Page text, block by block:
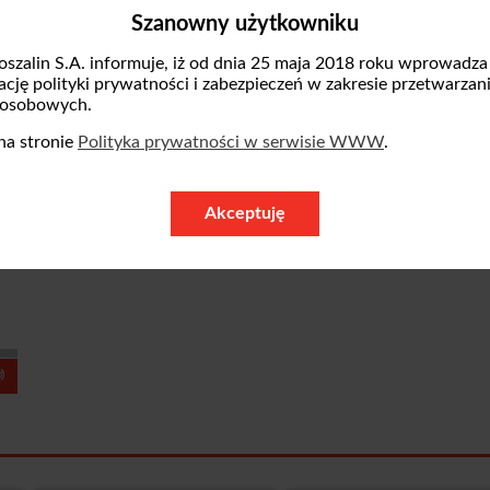
Szanowny użytkowniku
S.A. informuje, iż od dnia 25 maja 2018 roku wprowadza
polityki prywatności i zabezpieczeń w zakresie
stronie Polityka prywatności w serwisie WWW.
Akceptuję
rozmawiali również o protestach
audycji.